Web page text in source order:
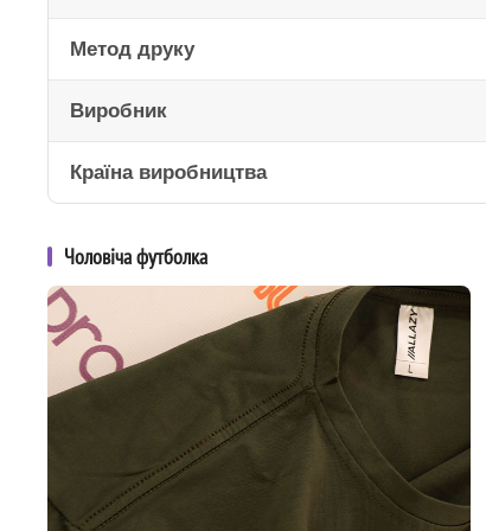
Метод друку
Виробник
Країна виробництва
Чоловіча футболка